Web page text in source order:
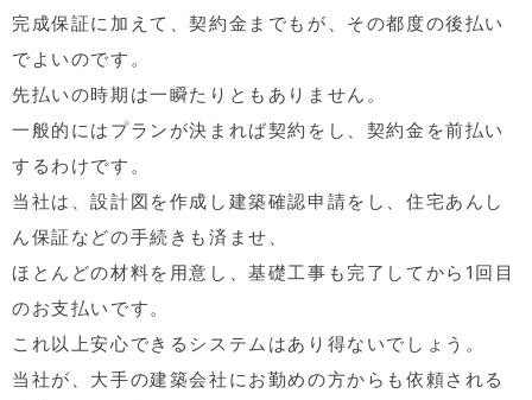
完成保証に加えて、契約金までもが、その都度の後払い
でよいのです。
先払いの時期は一瞬たりともありません。
一般的にはプランが決まれば契約をし、契約金を前払い
するわけです。
当社は、設計図を作成し建築確認申請をし、住宅あんし
ん保証などの手続きも済ませ、
ほとんどの材料を用意し、基礎工事も完了してから1回目
のお支払いです。
これ以上安心できるシステムはあり得ないでしょう。
当社が、大手の建築会社にお勤めの方からも依頼される